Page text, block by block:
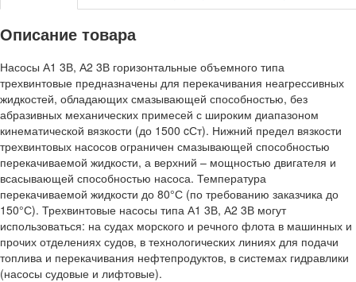
Описание товара
Насосы А1 3В, А2 3В горизонтальные объемного типа
трехвинтовые предназначены для перекачивания неагрессивных
жидкостей, обладающих смазывающей способностью, без
абразивных механических примесей с широким диапазоном
кинематической вязкости (до 1500 cСт). Нижний предел вязкости
трехвинтовых насосов ограничен смазывающей способностью
перекачиваемой жидкости, а верхний – мощностью двигателя и
всасывающей способностью насоса. Температура
перекачиваемой жидкости до 80°С (по требованию заказчика до
150°С). Трехвинтовые насосы типа А1 3В, А2 3В могут
использоваться: на судах морского и речного флота в машинных и
прочих отделениях судов, в технологических линиях для подачи
топлива и перекачивания нефтепродуктов, в системах гидравлики
(насосы судовые и лифтовые).